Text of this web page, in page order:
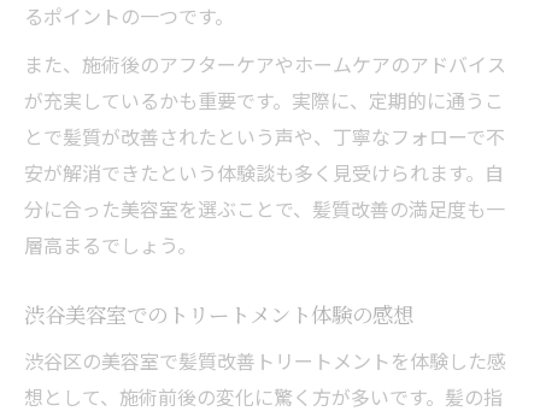
るポイントの一つです。
また、施術後のアフターケアやホームケアのアドバイス
が充実しているかも重要です。実際に、定期的に通うこ
とで髪質が改善されたという声や、丁寧なフォローで不
安が解消できたという体験談も多く見受けられます。自
分に合った美容室を選ぶことで、髪質改善の満足度も一
層高まるでしょう。
渋谷美容室でのトリートメント体験の感想
渋谷区の美容室で髪質改善トリートメントを体験した感
想として、施術前後の変化に驚く方が多いです。髪の指